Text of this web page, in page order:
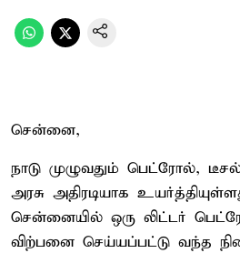
சென்னை,
நாடு முழுவதும் பெட்ரோல்,
அரசு அதிரடியாக
சென்னையில் ஒரு லிட்டர்
விற்பனை செய்யப்பட்டு வந்த